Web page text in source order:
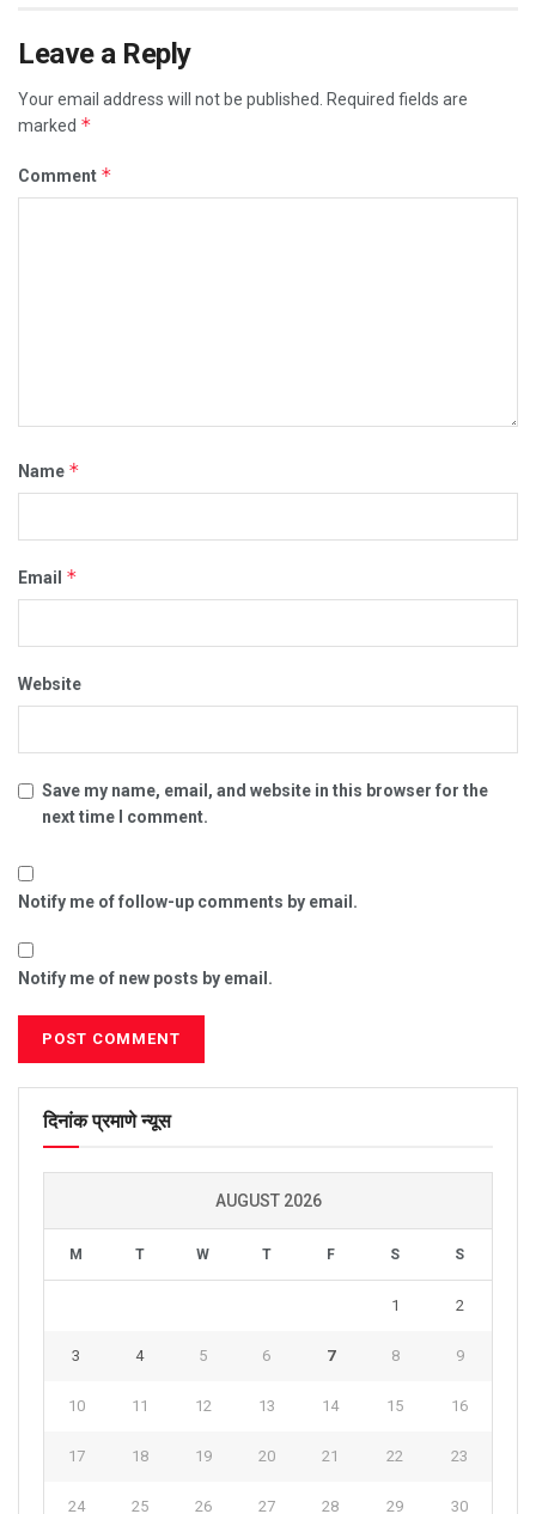
Leave a Reply
Your email address will not be published. Required fields are
marked *
Comment *
Name *
Email *
Website
Save my name, email, and website in this browser for the
next time I comment.
Notify me of follow-up comments by email.
Notify me of new posts by email.
दिनांक प्रमाणे न्यूस
AUGUST 2026
M T W T F S S
1 2
3 4 5 6 7 8 9
10 11 12 13 14 15 16
17 18 19 20 21 22 23
24 25 26 27 28 29 30